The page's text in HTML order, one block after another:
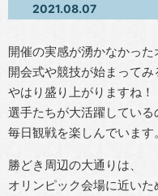
2021.08.07
開催の実感が湧かなかった
開会式や競技が始まってみ
やはり盛り上がりますね！
選手たちが大活躍している
毎日観戦を楽しんでいます。
勝どき周辺の大通りは、
オリンピック会場に近いた